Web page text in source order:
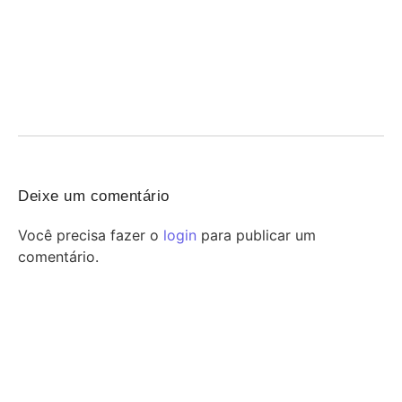
Deixe um comentário
Você precisa fazer o login para publicar um
comentário.